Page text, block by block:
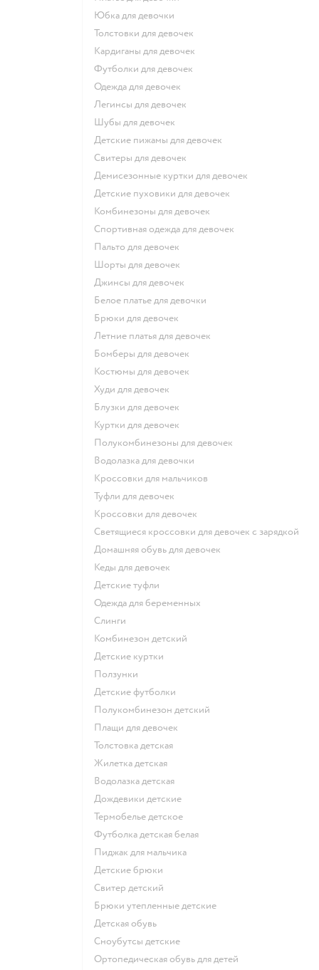
Юбка для девочки
Толстовки для девочек
Кардиганы для девочек
Футболки для девочек
Одежда для девочек
Легинсы для девочек
Шубы для девочек
Детские пижамы для девочек
Свитеры для девочек
Демисезонные куртки для девочек
Детские пуховики для девочек
Комбинезоны для девочек
Спортивная одежда для девочек
Пальто для девочек
Шорты для девочек
Джинсы для девочек
Белое платье для девочки
Брюки для девочек
Летние платья для девочек
Бомберы для девочек
Костюмы для девочек
Худи для девочек
Блузки для девочек
Куртки для девочек
Полукомбинезоны для девочек
Водолазка для девочки
Кроссовки для мальчиков
Туфли для девочек
Кроссовки для девочек
Светящиеся кроссовки для девочек с зарядкой
Домашняя обувь для девочек
Кеды для девочек
Детские туфли
Одежда для беременных
Слинги
Комбинезон детский
Детские куртки
Ползунки
Детские футболки
Полукомбинезон детский
Плащи для девочек
Толстовка детская
Жилетка детская
Водолазка детская
Дождевики детские
Термобелье детское
Футболка детская белая
Пиджак для мальчика
Детские брюки
Свитер детский
Брюки утепленные детские
Детская обувь
Сноубутсы детские
Ортопедическая обувь для детей